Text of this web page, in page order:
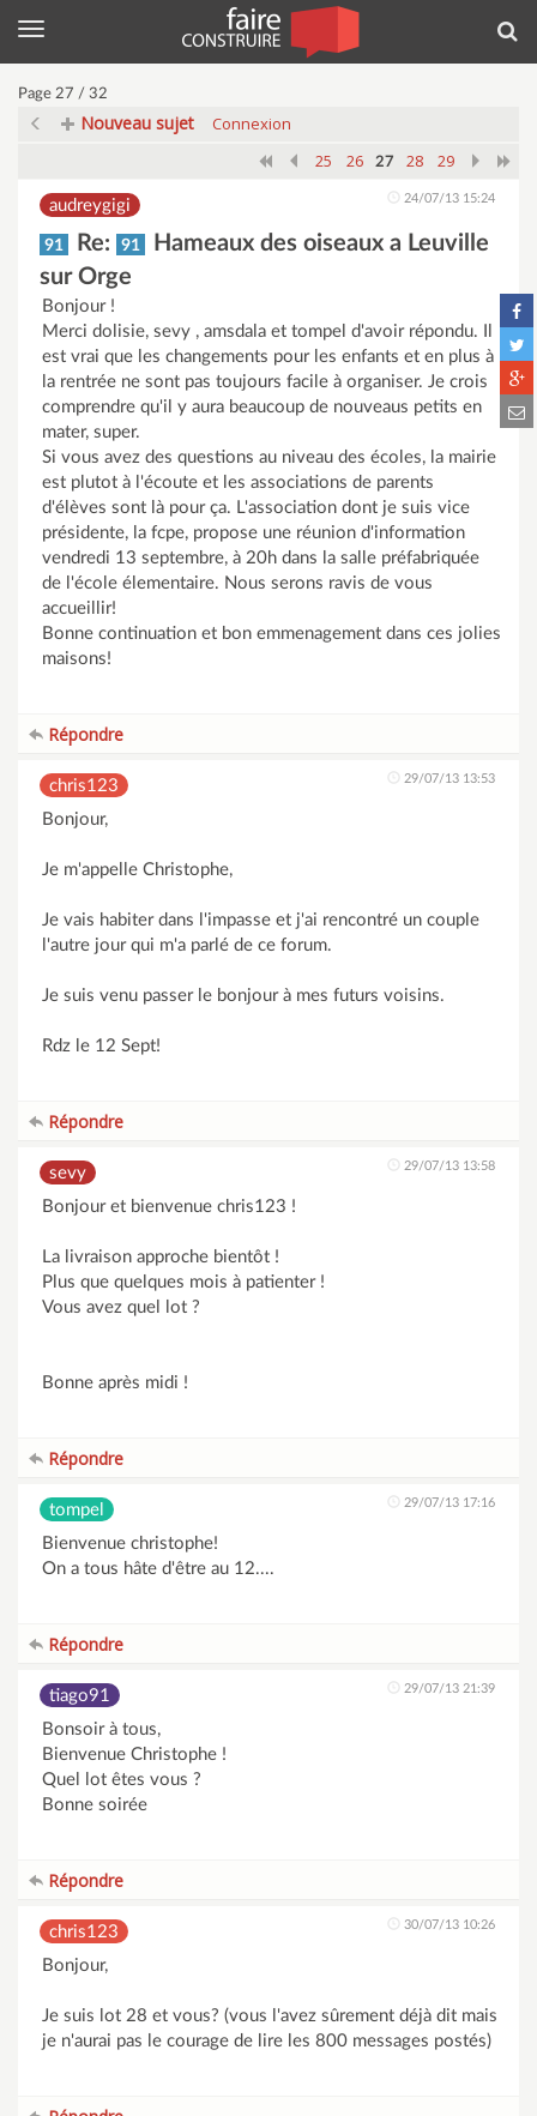
Menu
Page 27 / 32
Nouveau sujet
Connexion
25
26 27 28 29
audreygigi 24/07/13 15:24
91 Re: 91
Hameaux des oiseaux a Leuville
sur Orge
Bonjour !
Merci dolisie, sevy , amsdala et tompel d'avoir répondu. Il
est vrai que les changements pour les enfants et en plus à
la rentrée ne sont pas toujours facile à organiser. Je crois
comprendre qu'il y aura beaucoup de nouveaus petits en
mater, super.
Si vous avez des questions au niveau des écoles, la mairie
est plutot à l'écoute et les associations de parents
d'élèves sont là pour ça. L'association dont je suis vice
présidente, la fcpe, propose une réunion d'information
vendredi 13 septembre, à 20h dans la salle préfabriquée
de l'école élementaire. Nous serons ravis de vous
accueillir!
Bonne continuation et bon emmenagement dans ces jolies
maisons!
Répondre
chris123 29/07/13 13:53
Bonjour,
Je m'appelle Christophe,
Je vais habiter dans l'impasse et j'ai rencontré un couple
l'autre jour qui m'a parlé de ce forum.
Je suis venu passer le bonjour à mes futurs voisins.
Rdz le 12 Sept!
Répondre
sevy 29/07/13 13:58
Bonjour et bienvenue chris123 !
La livraison approche bientôt !
Plus que quelques mois à patienter !
Vous avez quel lot ?
Bonne après midi !
Répondre
tompel 29/07/13 17:16
Bienvenue christophe!
On a tous hâte d'être au 12....
Répondre
tiago91 29/07/13 21:39
Bonsoir à tous,
Bienvenue Christophe !
Quel lot êtes vous ?
Bonne soirée
Répondre
chris123 30/07/13 10:26
Bonjour,
Je suis lot 28 et vous? (vous l'avez sûrement déjà dit mais
je n'aurai pas le courage de lire les 800 messages postés)